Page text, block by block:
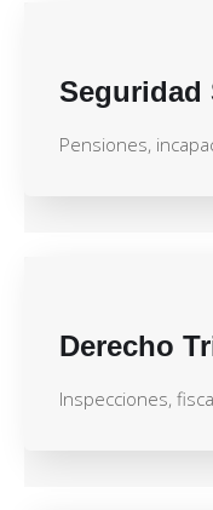
Seguridad
Pensiones,
Derecho
Inspecciones,